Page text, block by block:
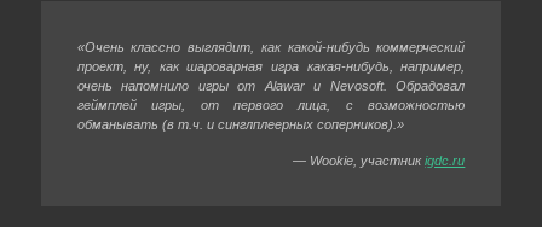
«Очень классно выглядит, как какой-нибудь коммерческий
проект, ну, как шароварная игра какая-нибудь, например,
очень напомнило игры от Alawar и Nevosoft. Обрадовал
геймплей игры, от первого лица, с возможностью
обманывать (в т.ч. и синглплеерных соперников).»
— Wookie, участникigdc.ru